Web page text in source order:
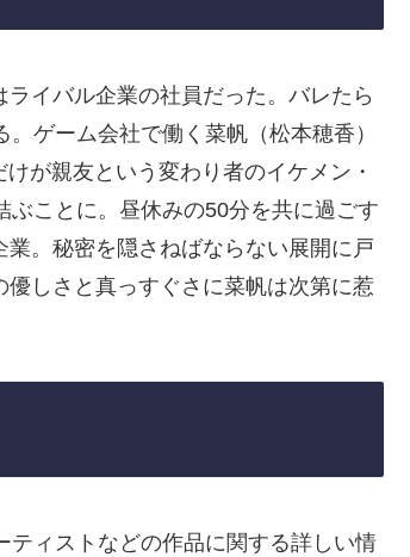
イバル企業の社員だった。バレたら
ゲーム会社で働く菜帆（松本穂香）
が親友という変わり者のイケメン・
ことに。昼休みの50分を共に過ごす
。秘密を隠さねばならない展開に戸
しさと真っすぐさに菜帆は次第に惹
ティストなどの作品に関する詳しい情